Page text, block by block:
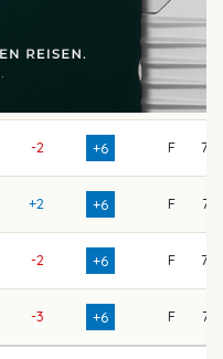
-2 +6 F 73
+2 +6 F 74
-2 +6 F 76
-3 +6 F 71